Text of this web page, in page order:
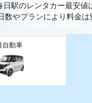
日駅のレンタカー最安値
数やプランにより料金
自動車